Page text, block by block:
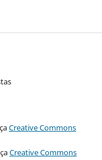
Creative Commons
Creative Commons